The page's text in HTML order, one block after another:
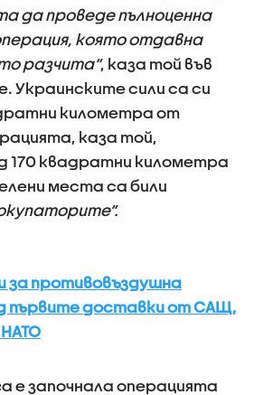
да проведе пълноценна
която отдавна
разчита“, каза той във
Украинските сили са си
километра от
каза той,
170 квадратни километра
места са били
за противовъздушна
първите доставки от САЩ,
е започнала операцията